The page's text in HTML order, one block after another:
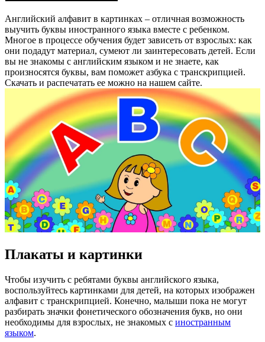
Английский алфавит в картинках – отличная возможность
выучить буквы иностранного языка вместе с ребенком.
Многое в процессе обучения будет зависеть от взрослых: как
они подадут материал, сумеют ли заинтересовать детей. Если
вы не знакомы с английским языком и не знаете, как
произносятся буквы, вам поможет азбука с транскрипцией.
Скачать и распечатать ее можно на нашем сайте.
Плакаты и картинки
Чтобы изучить с ребятами буквы английского языка,
воспользуйтесь картинками для детей, на которых изображен
алфавит с транскрипцией. Конечно, малыши пока не могут
разбирать значки фонетического обозначения букв, но они
необходимы для взрослых, не знакомых с иностранным
языком.